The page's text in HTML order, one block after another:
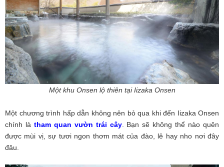
Một khu Onsen lộ thiên tại Iizaka Onsen
Một chương trình hấp dẫn không nên bỏ qua khi đến Iizaka Onsen
chính là tham quan vườn trái cây. Bạn sẽ không thể nào quên
được mùi vị, sự tươi ngon thơm mát của đào, lê hay nho nơi đây
đâu.